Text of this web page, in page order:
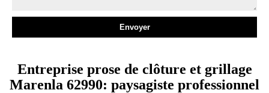
Entreprise prose de clôture et grillage
Marenla 62990: paysagiste professionnel